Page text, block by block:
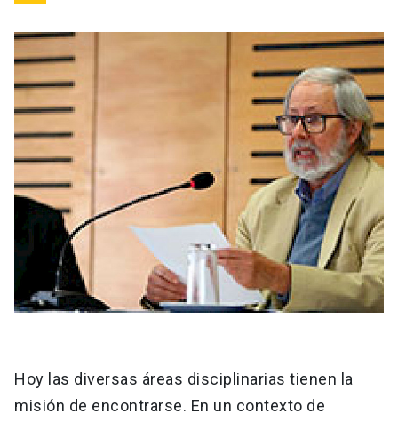
Padres y familia
Vecinos
Medios
Donaciones
Hoy las diversas áreas disciplinarias tienen la
misión de encontrarse. En un contexto de